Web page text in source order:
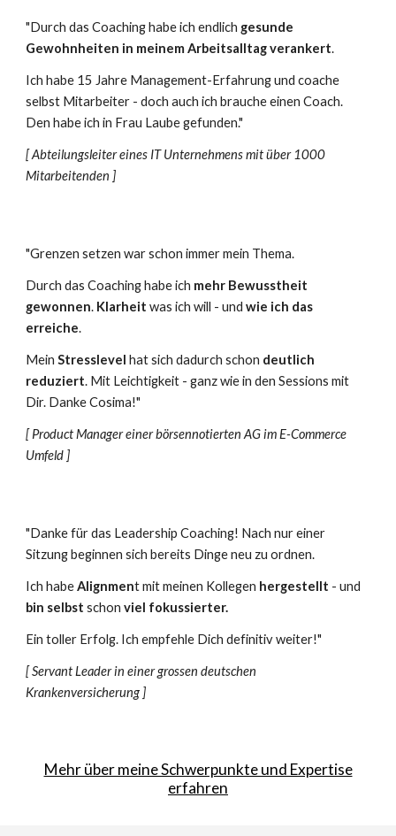
"Durch das Coaching habe ich endlich gesunde
Gewohnheiten in meinem Arbeitsalltag verankert.
Ich habe 15 Jahre Management-Erfahrung und coache
selbst Mitarbeiter - doch auch ich brauche einen Coach.
Den habe ich in Frau Laube gefunden."
[ Abteilungsleiter eines IT Unternehmens mit über 1000
Mitarbeitenden ]
"Grenzen setzen war schon immer mein Thema.
Durch das Coaching habe ich mehr Bewusstheit
gewonnen. Klarheitwas ich will - undwie ich das
erreiche.
MeinStresslevelhat sich dadurch schon deutlich
reduziert. Mit Leichtigkeit - ganz wie in den Sessions mit
Dir. Danke Cosima!"
[ Product Manager einer börsennotierten AG im E-Commerce
Umfeld ]
"Danke für das Leadership Coaching! Nach nur einer
Sitzung beginnen sich bereits Dinge neu zu ordnen.
Ich habeAlignment mit meinen Kollegen hergestellt - und
bin selbst schonviel fokussierter.
Ein toller Erfolg. Ich empfehle Dich definitiv weiter!"
[ Servant Leader in einer grossen deutschen
Krankenversicherung ]
Mehr über meine Schwerpunkte und Expertise
erfahren